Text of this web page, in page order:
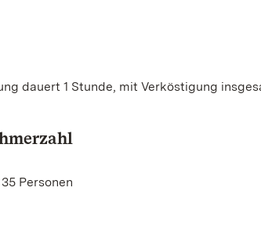
dauert 1 Stunde, mit Verköstigung
Personen